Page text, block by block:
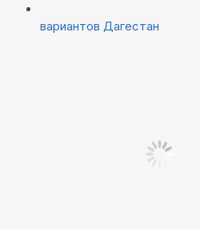
вариантов Дагестан